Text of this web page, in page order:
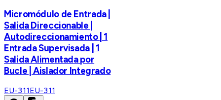
Micromódulo de Entrada |
Salida Direccionable |
Autodireccionamiento | 1
Entrada Supervisada | 1
Salida Alimentada por
Bucle | Aislador Integrado
EU-311EU-311